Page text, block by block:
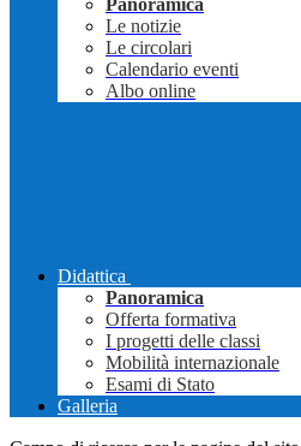
Panoramica
Le notizie
Le circolari
Calendario eventi
Albo online
Didattica
Panoramica
Offerta formativa
I progetti delle classi
Mobilità internazionale
Esami di Stato
Galleria